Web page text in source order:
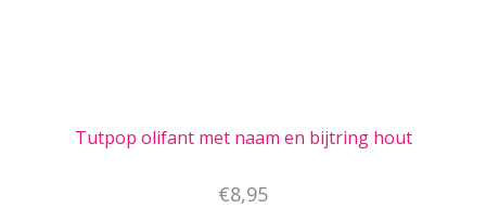
Tutpop olifant met naam en bijtring hout
€8,95